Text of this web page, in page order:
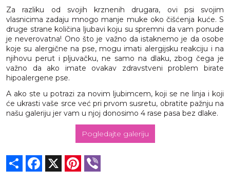
Za razliku od svojih krznenih drugara, ovi psi svojim
vlasnicima zadaju mnogo manje muke oko čišćenja kuće. S
druge strane količina ljubavi koju su spremni da vam ponude
je neverovatna! Ono što je važno da istaknemo je da osobe
koje su alergične na pse, mogu imati alergijsku reakciju i na
njihovu perut i pljuvačku, ne samo na dlaku, zbog čega je
važno da ako imate ovakav zdravstveni problem birate
hipoalergene pse.
A ako ste u potrazi za novim ljubimcem, koji se ne linja i koji
će ukrasti vaše srce već pri prvom susretu, obratite pažnju na
našu galeriju jer vam u njoj donosimo 4 rase pasa bez dlake.
Pogledajte galeriju
Share Facebook Pinterest